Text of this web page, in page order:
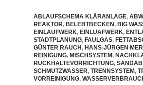
ABLAUFSCHEMA KLÄRANLAGE,
REAKTOR, BELEBTBECKEN, BIG
EINLAUFWERK, EINLUAFWERK,
STADTPLANUNG, FAULGAS,
GÜNTER RAUCH, HANS-JÜRGEN
REINIGUNG, MISCHSYSTEM,
RÜCKHALTEVORRICHTUNG,
SCHMUTZWASSER, TRENNSYSTEM,
VORREINIGUNG,